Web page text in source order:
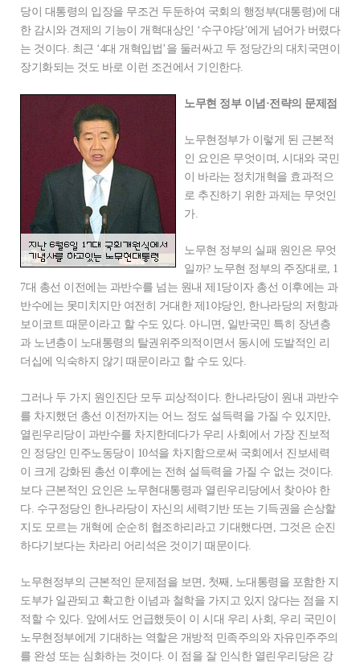
당이 대통령의 입장을 무조건 두둔하여 국회의 행정부(대통령)에 대
한 감시와 견제의 기능이 개혁대상인 ‘수구야당’에게 넘어가 버렸다
는 것이다. 최근 ‘4대 개혁입법’을 둘러싸고 두 정당간의 대치국면이
장기화되는 것도 바로 이런 조건에서 기인한다.
노무현 정부 이념·전략의 문제점
노무현정부가 이렇게 된 근본적
인 요인은 무엇이며, 시대와 국민
이 바라는 정치개혁을 효과적으
로 추진하기 위한 과제는 무엇인
가.
노무현 정부의 실패 원인은 무엇
일까? 노무현 정부의 주장대로, 1
7대 총선 이전에는 과반수를 넘는 원내 제1당이자 총선 이후에는 과
반수에는 못미치지만 여전히 거대한 제1야당인, 한나라당의 저항과
보이코트 때문이라고 할 수도 있다. 아니면, 일반국민 특히 장년층
과 노년층이 노대통령의 탈권위주의적이면서 동시에 도발적인 리
더십에 익숙하지 않기 때문이라고 할 수도 있다.
그러나 두 가지 원인진단 모두 피상적이다. 한나라당이 원내 과반수
를 차지했던 총선 이전까지는 어느 정도 설득력을 가질 수 있지만,
열린우리당이 과반수를 차지한데다가 우리 사회에서 가장 진보적
인 정당인 민주노동당이 10석을 차지함으로써 국회에서 진보세력
이 크게 강화된 총선 이후에는 전혀 설득력을 가질 수 없는 것이다.
보다 근본적인 요인은 노무현대통령과 열린우리당에서 찾아야 한
다. 수구정당인 한나라당이 자신의 세력기반 또는 기득권을 손상할
지도 모르는 개혁에 순순히 협조하리라고 기대했다면, 그것은 순진
하다기보다는 차라리 어리석은 것이기 때문이다.
노무현정부의 근본적인 문제점을 보면, 첫째, 노대통령을 포함한 지
도부가 일관되고 확고한 이념과 철학을 가지고 있지 않다는 점을 지
적할 수 있다. 앞에서도 언급했듯이 이 시대 우리 사회, 우리 국민이
노무현정부에게 기대하는 역할은 개방적 민족주의와 자유민주주의
를 완성 또는 심화하는 것이다. 이 점을 잘 인식한 열린우리당은 강